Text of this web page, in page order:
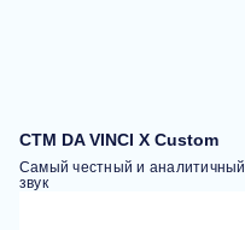
CTM DA VINCI X Custom
Самый честный и аналитичный
звук